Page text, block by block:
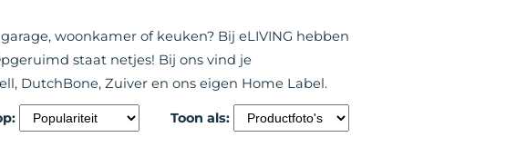
woonkamer of keuken? Bij eLIVING hebben
staat netjes! Bij ons vind je
DutchBone, Zuiver en ons eigen Home Label.
Toon als: